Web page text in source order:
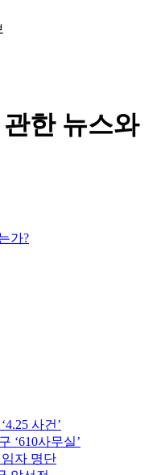
한 뉴스와
가?
사건’
‘610사무실’
자 명단